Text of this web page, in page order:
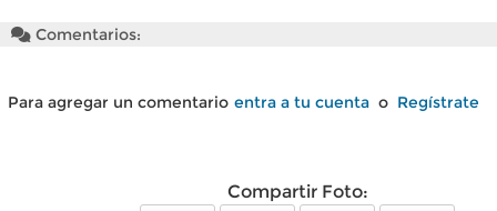
Comentarios:
Para agregar un comentario entra a tu cuenta o Regístrate
Compartir Foto: